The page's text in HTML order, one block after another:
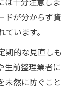
は十分注意しま
ドが分からず資
います。
期的な見直しも
生前整理業者に
未然に防ぐこと